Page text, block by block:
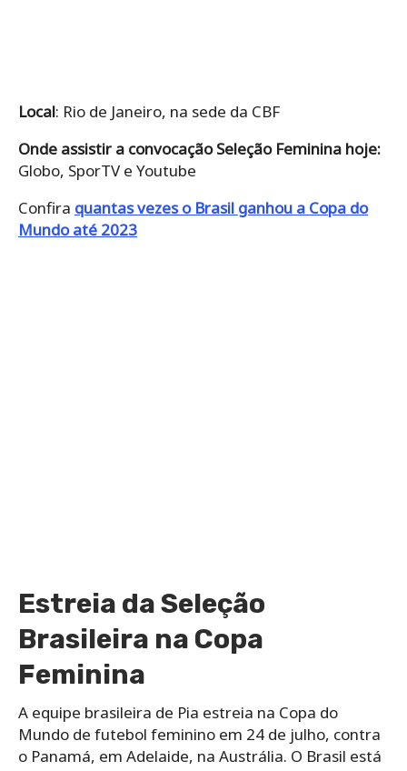
Local: Rio de Janeiro, na sede da CBF
Onde assistir a convocação Seleção Feminina hoje:
Globo, SporTV e Youtube
Confira quantas vezes o Brasil ganhou a Copa do
Mundo até 2023
Estreia da Seleção
Brasileira na Copa
Feminina
A equipe brasileira de Pia estreia na Copa do
Mundo de futebol feminino em 24 de julho, contra
o Panamá, em Adelaide, na Austrália. O Brasil está